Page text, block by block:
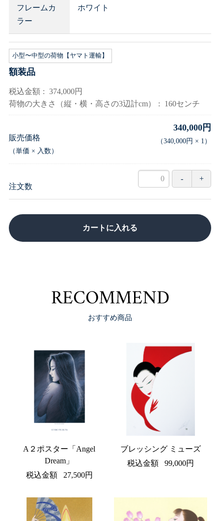
フレームカ
ラー
ホワイト
小型〜中型の荷物【ヤマト運輸】
額装品
税込金額
374,000円
荷物の大きさ（縦・横・高さの3辺計cm）
160センチ
販売価格
（単価 × 入数）
340,000円
（340,000円 × 1 ）
注文数
カートに入れる
おすすめ商品
A２ポスター「Angel
Dream」
税込金額
27,500円
ブレッシング ミューズ
税込金額
99,000円